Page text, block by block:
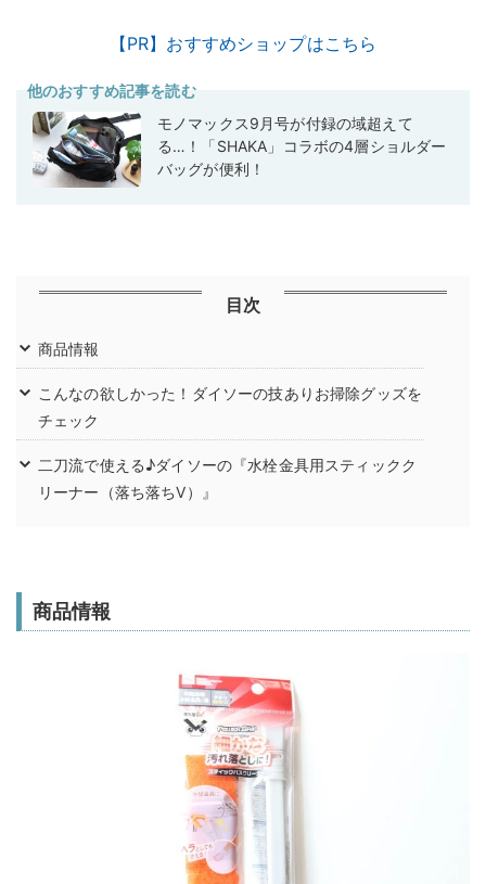
【PR】おすすめショップはこちら
他のおすすめ記事を読む
モノマックス9月号が付録の域超えて
る…！「SHAKA」コラボの4層ショルダー
バッグが便利！
目次
商品情報
こんなの欲しかった！ダイソーの技ありお掃除グッズを
チェック
二刀流で使える♪ダイソーの『水栓金具用スティックク
リーナー（落ち落ちV）』
商品情報